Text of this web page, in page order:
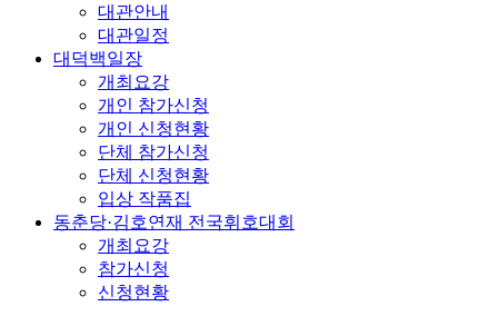
대관안내
대관일정
대덕백일장
개최요강
개인 참가신청
개인 신청현황
단체 참가신청
단체 신청현황
입상 작품집
동춘당·김호연재 전국휘호대회
개최요강
참가신청
신청현황